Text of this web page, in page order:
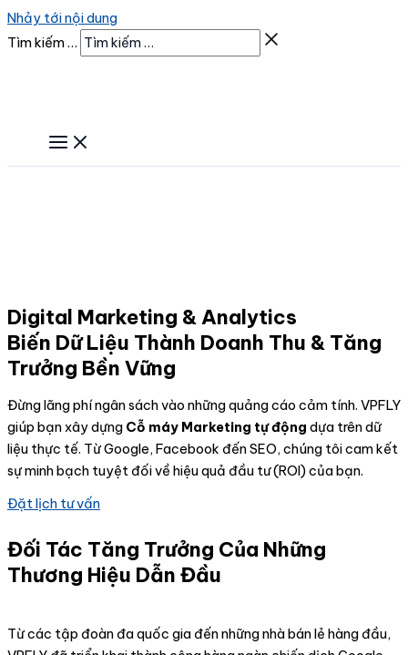
Nhảy tới nội dung
Tìm kiếm …
Digital Marketing & Analytics
Biến Dữ Liệu Thành Doanh Thu & Tăng
Trưởng Bền Vững
Đừng lãng phí ngân sách vào những quảng cáo cảm tính. VPFLY
giúp bạn xây dựng Cỗ máy Marketing tự động dựa trên dữ
liệu thực tế. Từ Google, Facebook đến SEO, chúng tôi cam kết
sự minh bạch tuyệt đối về hiệu quả đầu tư (ROI) của bạn.
Đặt lịch tư vấn
Đối Tác Tăng Trưởng Của Những
Thương Hiệu Dẫn Đầu
Từ các tập đoàn đa quốc gia đến những nhà bán lẻ hàng đầu,